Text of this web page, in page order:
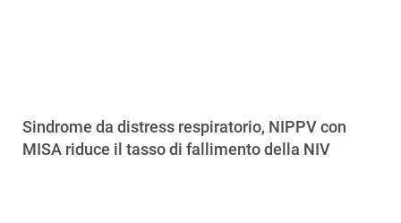
Sindrome da distress respiratorio, NIPPV con
MISA riduce il tasso di fallimento della NIV